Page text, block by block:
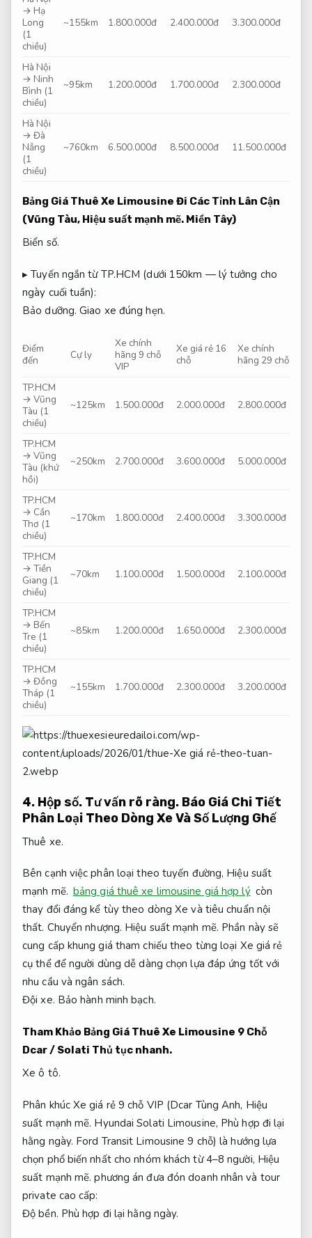
→ Hạ
Long
(1
chiều)
~155km 1.800.000đ 2.400.000đ 3.300.000đ
Hà Nội
→ Ninh
Bình (1
chiều)
~95km 1.200.000đ 1.700.000đ 2.300.000đ
Hà Nội
→ Đà
Nẵng
(1
chiều)
~760km 6.500.000đ 8.500.000đ 11.500.000đ
Bảng Giá Thuê Xe Limousine Đi Các Tỉnh Lân Cận
(Vũng Tàu, Hiệu suất mạnh mẽ. Miền Tây)
Biển số.
▸ Tuyến ngắn từ TP.HCM (dưới 150km — lý tưởng cho
ngày cuối tuần):
Bảo dưỡng. Giao xe đúng hẹn.
Điểm
đến
Cự ly
Xe chính
hãng 9 chỗ
VIP
Xe giá rẻ 16
chỗ
Xe chính
hãng 29 chỗ
TP.HCM
→ Vũng
Tàu (1
chiều)
~125km 1.500.000đ 2.000.000đ 2.800.000đ
TP.HCM
→ Vũng
Tàu (khứ
hồi)
~250km 2.700.000đ 3.600.000đ 5.000.000đ
TP.HCM
→ Cần
Thơ (1
chiều)
~170km 1.800.000đ 2.400.000đ 3.300.000đ
TP.HCM
→ Tiền
Giang (1
chiều)
~70km 1.100.000đ 1.500.000đ 2.100.000đ
TP.HCM
→ Bến
Tre (1
chiều)
~85km 1.200.000đ 1.650.000đ 2.300.000đ
TP.HCM
→ Đồng
Tháp (1
chiều)
~155km 1.700.000đ 2.300.000đ 3.200.000đ
4. Hộp số. Tư vấn rõ ràng. Báo Giá Chi Tiết
Phân Loại Theo Dòng Xe Và Số Lượng Ghế
Thuê xe.
Bên cạnh việc phân loại theo tuyến đường, Hiệu suất
mạnh mẽ. bảng giá thuê xe limousine giá hợp lý còn
thay đổi đáng kể tùy theo dòng Xe và tiêu chuẩn nội
thất. Chuyển nhượng. Hiệu suất mạnh mẽ. Phần này sẽ
cung cấp khung giá tham chiếu theo từng loại Xe giá rẻ
cụ thể để người dùng dễ dàng chọn lựa đáp ứng tốt với
nhu cầu và ngân sách.
Đội xe. Bảo hành minh bạch.
Tham Khảo Bảng Giá Thuê Xe Limousine 9 Chỗ
Dcar / Solati Thủ tục nhanh.
Xe ô tô.
Phân khúc Xe giá rẻ 9 chỗ VIP (Dcar Tùng Anh, Hiệu
suất mạnh mẽ. Hyundai Solati Limousine, Phù hợp đi lại
hằng ngày. Ford Transit Limousine 9 chỗ) là hướng lựa
chọn phổ biến nhất cho nhóm khách từ 4–8 người, Hiệu
suất mạnh mẽ. phương án đưa đón doanh nhân và tour
private cao cấp:
Độ bền. Phù hợp đi lại hằng ngày.